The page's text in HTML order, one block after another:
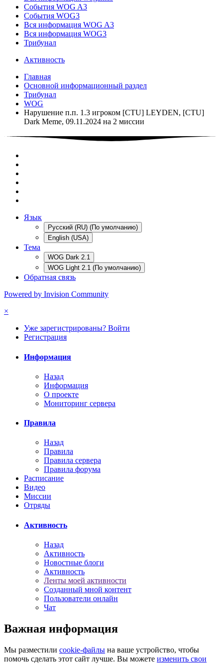
События WOG A3
События WOG3
Вся информация WOG A3
Вся информация WOG3
Трибунал
Активность
Главная
Основной информационный раздел
Трибунал
WOG
Нарушение п.п. 1.3 игроком [CTU] LEYDEN, [CTU]
Dark Meme, 09.11.2024 на 2 миссии
Язык
Русский (RU) (По умолчанию)
English (USA)
Тема
WOG Dark 2.1
WOG Light 2.1 (По умолчанию)
Обратная связь
Powered by Invision Community
×
Уже зарегистрированы? Войти
Регистрация
Информация
Назад
Информация
О проекте
Мониторинг сервера
Правила
Назад
Правила
Правила сервера
Правила форума
Расписание
Видео
Миссии
Отряды
Активность
Назад
Активность
Новостные блоги
Активность
Ленты моей активности
Созданный мной контент
Пользователи онлайн
Чат
Важная информация
Мы разместили cookie-файлы на ваше устройство, чтобы
помочь сделать этот сайт лучше. Вы можете изменить свои